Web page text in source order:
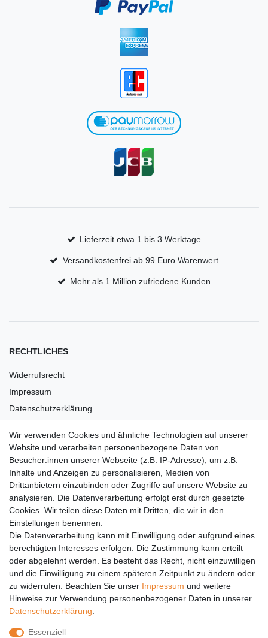
Lieferzeit etwa 1 bis 3 Werktage
Versandkostenfrei ab 99 Euro Warenwert
Mehr als 1 Million zufriedene Kunden
RECHTLICHES
Widerrufsrecht
Impressum
Datenschutzerklärung
Versandkosten
Barrierefreiheit
Anleitungen
Vertrag widerrufen
PARTNER
DHL
GLS
PaketPLUS
SPONSORING
Wir verwenden Cookies und ähnliche Technologien auf unserer
Website und verarbeiten personenbezogene Daten von
Besucher:innen unserer Webseite (z.B. IP-Adresse), um z.B.
Inhalte und Anzeigen zu personalisieren, Medien von
Drittanbietern einzubinden oder Zugriffe auf unsere Website zu
analysieren. Die Datenverarbeitung erfolgt erst durch gesetzte
Cookies. Wir teilen diese Daten mit Dritten, die wir in den
Einstellungen benennen.
Die Datenverarbeitung kann mit Einwilligung oder aufgrund eines
berechtigten Interesses erfolgen. Die Zustimmung kann erteilt
oder abgelehnt werden. Es besteht das Recht, nicht einzuwilligen
und die Einwilligung zu einem späteren Zeitpunkt zu ändern oder
zu widerrufen. Beachten Sie unser Impressum und weitere
Hinweise zur Verwendung personenbezogener Daten in unserer
Daten­schutz­erklärung
Essenziell